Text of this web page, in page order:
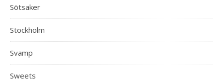
Sötsaker
Stockholm
Svamp
Sweets